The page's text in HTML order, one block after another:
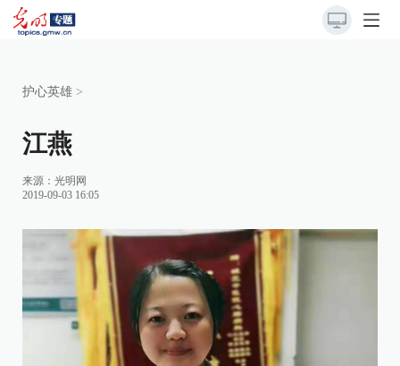
护心英雄 >
江燕
来源：光明网
2019-09-03 16:05